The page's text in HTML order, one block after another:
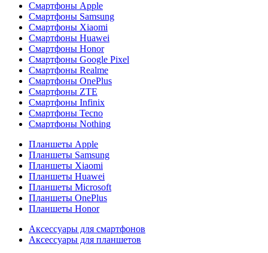
Смартфоны Apple
Смартфоны Samsung
Смартфоны Xiaomi
Смартфоны Huawei
Смартфоны Honor
Смартфоны Google Pixel
Смартфоны Realme
Смартфоны OnePlus
Смартфоны ZTE
Смартфоны Infinix
Смартфоны Tecno
Смартфоны Nothing
Планшеты Apple
Планшеты Samsung
Планшеты Xiaomi
Планшеты Huawei
Планшеты Microsoft
Планшеты OnePlus
Планшеты Honor
Аксессуары для смартфонов
Аксессуары для планшетов